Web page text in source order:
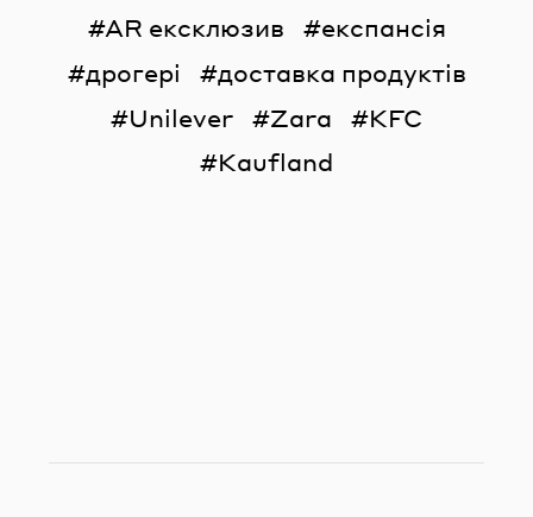
AR ексклюзив
експансія
дрогері
доставка продуктів
Unilever
Zara
KFC
Kaufland